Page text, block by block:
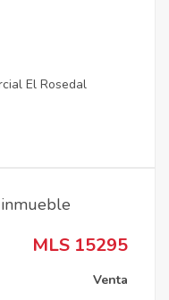
El Rosedal
MLS 15295
Venta